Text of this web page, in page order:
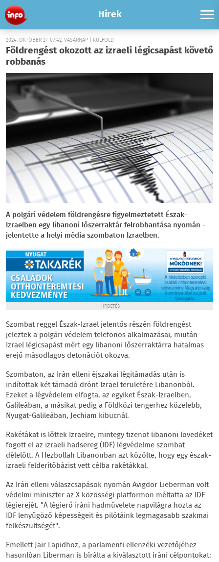
Hírek
2024. OKTÓBER 27. 07:42, VASÁRNAP | KÜLFÖLD
Földrengést okozott az izraeli légicsapást követő
robbanás
A polgári védelem földrengésre figyelmeztetett Észak-
Izraelben egy libanoni lőszerraktár felrobbantása nyomán -
jelentette a helyi média szombaton Izraelben.
HIRDETÉS
Szombat reggel Észak-Izrael jelentős részén földrengést
jeleztek a polgári védelem telefonos alkalmazásai, miután
Izrael légicsapást mért egy libanoni lőszerraktárra hatalmas
erejű másodlagos detonációt okozva.
Szombaton, az Irán elleni éjszakai légitámadás után is
indítottak két támadó drónt Izrael területére Libanonból.
Ezeket a légvédelem elfogta, az egyiket Észak-Izraelben,
Galileában, a másikat pedig a Földközi tengerhez közelebb,
Nyugat-Galileában, Jechiam kibucnál.
Rakétákat is lőttek Izraelre, mintegy tizenöt libanoni lövedéket
fogott el az izraeli hadsereg (IDF) légvédelme szombat
délelőtt. A Hezbollah Libanonban azt közölte, hogy egy észak-
izraeli felderítőbázist vett célba rakétákkal.
Az Irán elleni válaszcsapások nyomán Avigdor Lieberman volt
védelmi miniszter az X közösségi platformon méltatta az IDF
légierejét. "A légierő iráni hadművelete napvilágra hozta az
IDF lenyűgöző képességeit és pilótáink legmagasabb szakmai
felkészültségét".
Emellett Jair Lapidhoz, a parlamenti ellenzéki vezetőjéhez
hasonlóan Liberman is bírálta a kiválasztott iráni célpontokat: